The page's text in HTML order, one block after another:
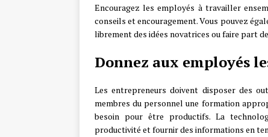
Encouragez les employés à travailler
conseils et encouragement. Vous pouvez
librement des idées novatrices ou faire part
Donnez aux employés
Les entrepreneurs doivent disposer des
membres du personnel une formation
besoin pour être productifs. La
productivité et fournir des informations en